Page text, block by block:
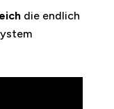
die endlich